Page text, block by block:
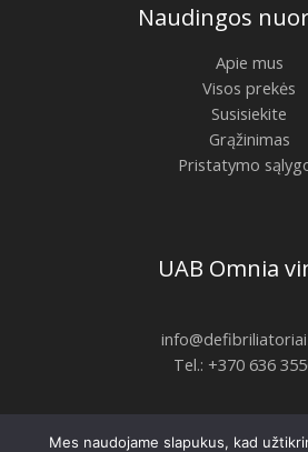
Naudingos
Apie mus
Visos prekės
Susisiekite
Grąžinimas
Pristatymo
UAB Omnia
Tel.: +370 636
Mes naudojame slapukus, kad